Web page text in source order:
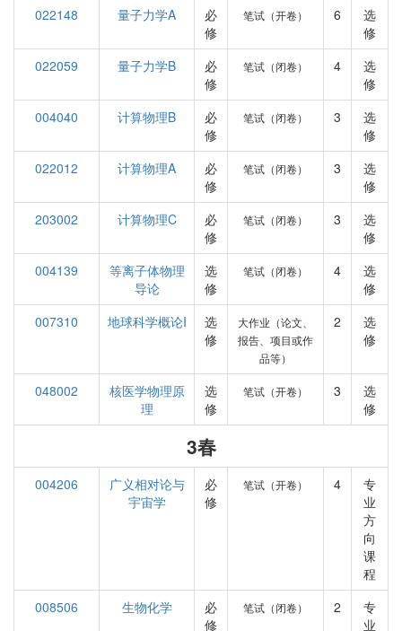
022148
量子力学A
必
修
笔试（开卷） 6
选
修
022059
量子力学B
必
修
笔试（闭卷） 4
选
修
004040
计算物理B
必
修
笔试（闭卷） 3
选
修
022012
计算物理A
必
修
笔试（闭卷） 3
选
修
203002
计算物理C
必
修
笔试（闭卷） 3
选
修
004139
等离子体物理
导论
选
修
笔试（闭卷） 4
选
修
007310
地球科学概论I
选
修
大作业（论文、
报告、项目或作
品等）
2
选
修
048002
核医学物理原
理
选
修
笔试（开卷） 3
选
修
3春
004206
广义相对论与
宇宙学
必
修
笔试（开卷） 4
专
业
方
向
课
程
008506
生物化学
必
修
笔试（闭卷） 2
专
业